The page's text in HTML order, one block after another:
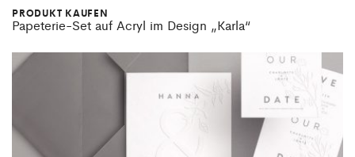
PRODUKT KAUFEN
Papeterie-Set auf Acryl im Design „Karla“